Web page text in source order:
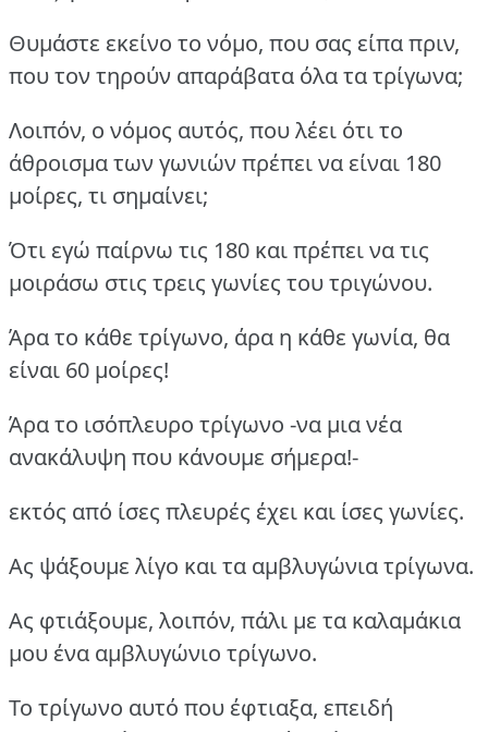
Θυμάστε εκείνο το νόμο, που σας είπα πριν,
που τον τηρούν απαράβατα όλα τα τρίγωνα;
Λοιπόν, ο νόμος αυτός, που λέει ότι το
άθροισμα των γωνιών πρέπει να είναι 180
μοίρες, τι σημαίνει;
Ότι εγώ παίρνω τις 180 και πρέπει να τις
μοιράσω στις τρεις γωνίες του τριγώνου.
Άρα το κάθε τρίγωνο, άρα η κάθε γωνία, θα
είναι 60 μοίρες!
Άρα το ισόπλευρο τρίγωνο -να μια νέα
ανακάλυψη που κάνουμε σήμερα!-
εκτός από ίσες πλευρές έχει και ίσες γωνίες.
Ας ψάξουμε λίγο και τα αμβλυγώνια τρίγωνα.
Ας φτιάξουμε, λοιπόν, πάλι με τα καλαμάκια
μου ένα αμβλυγώνιο τρίγωνο.
Το τρίγωνο αυτό που έφτιαξα, επειδή